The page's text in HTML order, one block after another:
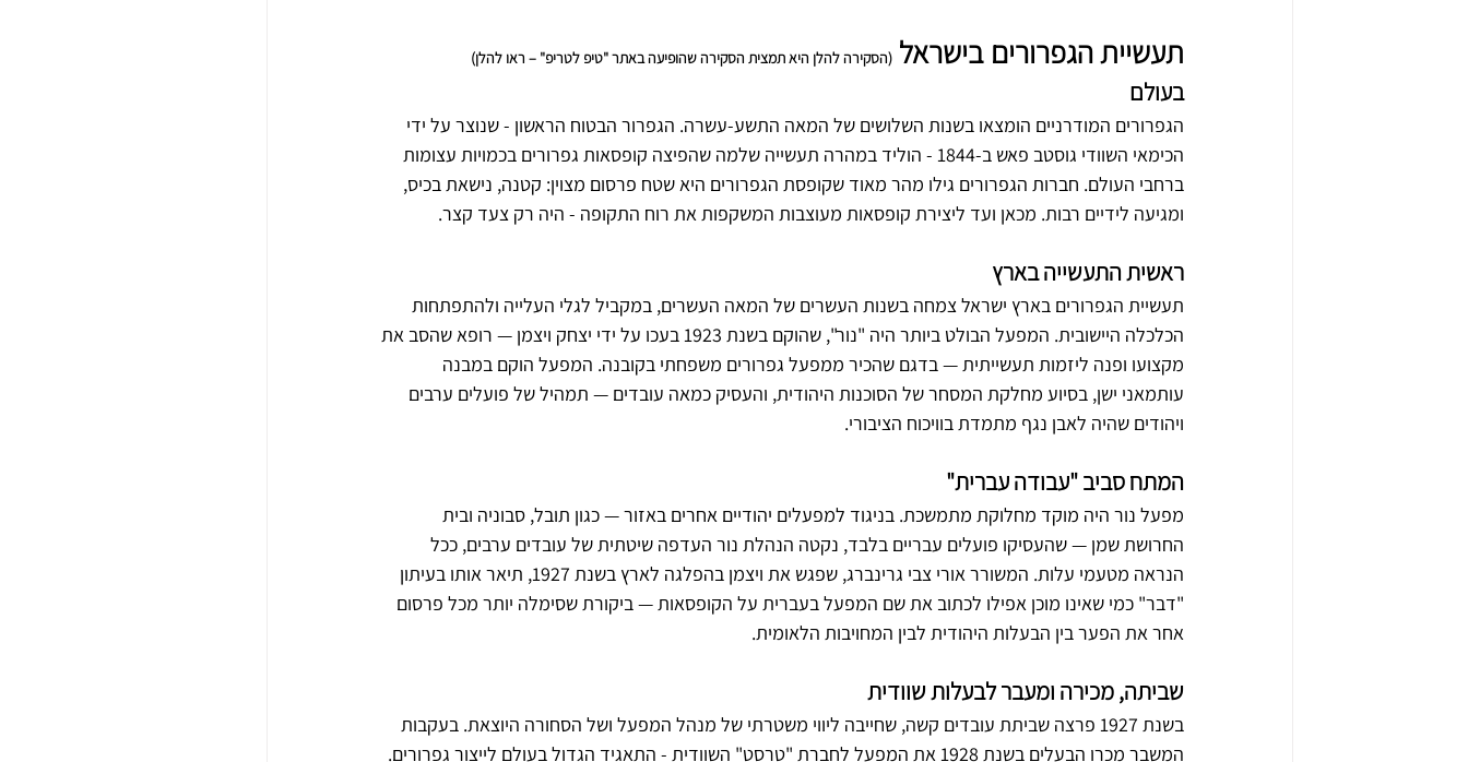
תעשיית הגפרורים בישראל (הסקירה להלן היא תמצית הסקירה שהופיעה באתר "טיפ לטריפ" – ראו להלן)
בעולם
הגפרורים המודרניים הומצאו בשנות השלושים של המאה התשע-עשרה. הגפרור הבטוח הראשון - שנוצר על ידי
הכימאי השוודי גוסטב פאש ב-1844 - הוליד במהרה תעשייה שלמה שהפיצה קופסאות גפרורים בכמויות עצומות
ברחבי העולם. חברות הגפרורים גילו מהר מאוד שקופסת הגפרורים היא שטח פרסום מצוין: קטנה, נישאת בכיס,
ומגיעה לידיים רבות. מכאן ועד ליצירת קופסאות מעוצבות המשקפות את רוח התקופה - היה רק צעד קצר.
ראשית התעשייה בארץ
תעשיית הגפרורים בארץ ישראל צמחה בשנות העשרים של המאה העשרים, במקביל לגלי העלייה ולהתפתחות
הכלכלה היישובית. המפעל הבולט ביותר היה "נור", שהוקם בשנת 1923 בעכו על ידי יצחק ויצמן — רופא שהסב את
מקצועו ופנה ליזמות תעשייתית — בדגם שהכיר ממפעל גפרורים משפחתי בקובנה. המפעל הוקם במבנה
עותמאני ישן, בסיוע מחלקת המסחר של הסוכנות היהודית, והעסיק כמאה עובדים — תמהיל של פועלים ערבים
ויהודים שהיה לאבן נגף מתמדת בוויכוח הציבורי.
המתח סביב "עבודה עברית"
מפעל נור היה מוקד מחלוקת מתמשכת. בניגוד למפעלים יהודיים אחרים באזור — כגון תובל, סבוניה ובית
החרושת שמן — שהעסיקו פועלים עבריים בלבד, נקטה הנהלת נור העדפה שיטתית של עובדים ערבים, ככל
הנראה מטעמי עלות. המשורר אורי צבי גרינברג, שפגש את ויצמן בהפלגה לארץ בשנת 1927, תיאר אותו בעיתון
"דבר" כמי שאינו מוכן אפילו לכתוב את שם המפעל בעברית על הקופסאות — ביקורת שסימלה יותר מכל פרסום
אחר את הפער בין הבעלות היהודית לבין המחויבות הלאומית.
שביתה, מכירה ומעבר לבעלות שוודית
בשנת 1927 פרצה שביתת עובדים קשה, שחייבה ליווי משטרתי של מנהל המפעל ושל הסחורה היוצאת. בעקבות
המשבר מכרו הבעלים בשנת 1928 את המפעל לחברת "טרסט" השוודית - התאגיד הגדול בעולם לייצור גפרורים.